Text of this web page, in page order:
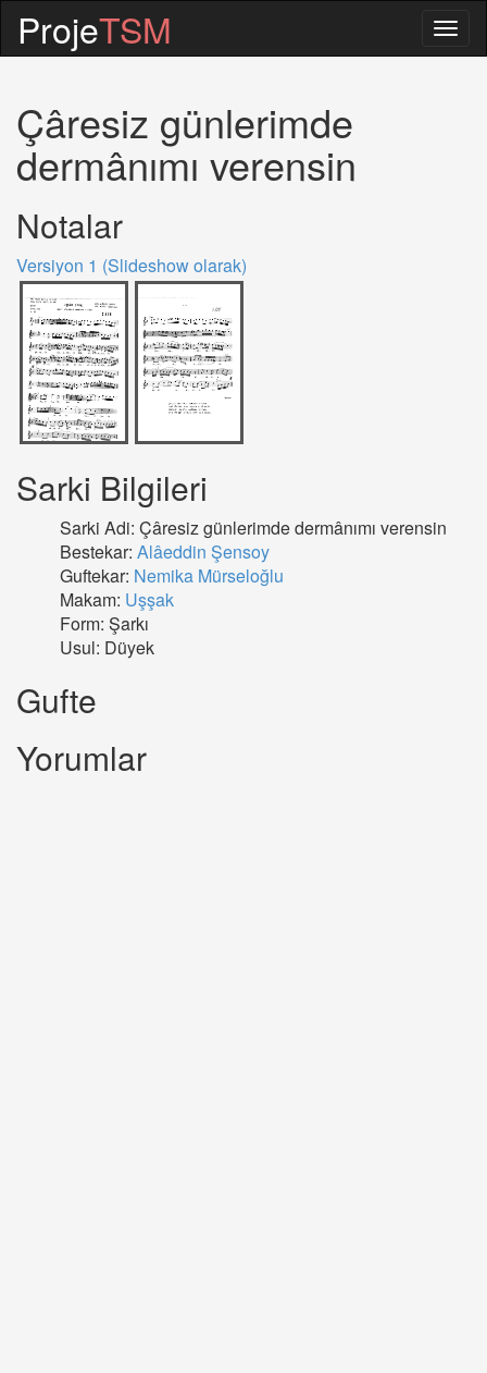
ProjeTSM
Çâresiz günlerimde
dermânımı verensin
Notalar
Versiyon 1 (Slideshow olarak)
Sarki Bilgileri
Sarki Adi: Çâresiz günlerimde dermânımı verensin
Bestekar: Alâeddin Şensoy
Guftekar: Nemika Mürseloğlu
Makam: Uşşak
Form: Şarkı
Usul: Düyek
Gufte
Yorumlar